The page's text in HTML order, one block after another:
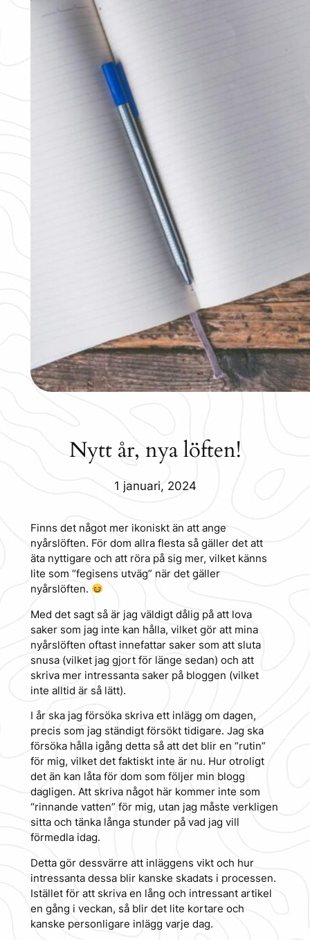
Nytt år, nya löften!
1 januari, 2024
Finns det något mer ikoniskt än att ange
nyårslöften. För dom allra flesta så gäller det att
äta nyttigare och att röra på sig mer, vilket känns
lite som “fegisens utväg” när det gäller
nyårslöften.
Med det sagt så är jag väldigt dålig på att lova
saker som jag inte kan hålla, vilket gör att mina
nyårslöften oftast innefattar saker som att sluta
snusa (vilket jag gjort för länge sedan) och att
skriva mer intressanta saker på bloggen (vilket
inte alltid är så lätt).
I år ska jag försöka skriva ett inlägg om dagen,
precis som jag ständigt försökt tidigare. Jag ska
försöka hålla igång detta så att det blir en “rutin”
för mig, vilket det faktiskt inte är nu. Hur otroligt
det än kan låta för dom som följer min blogg
dagligen. Att skriva något här kommer inte som
“rinnande vatten” för mig, utan jag måste verkligen
sitta och tänka långa stunder på vad jag vill
förmedla idag.
Detta gör dessvärre att inläggens vikt och hur
intressanta dessa blir kanske skadats i processen.
Istället för att skriva en lång och intressant artikel
en gång i veckan, så blir det lite kortare och
kanske personligare inlägg varje dag.